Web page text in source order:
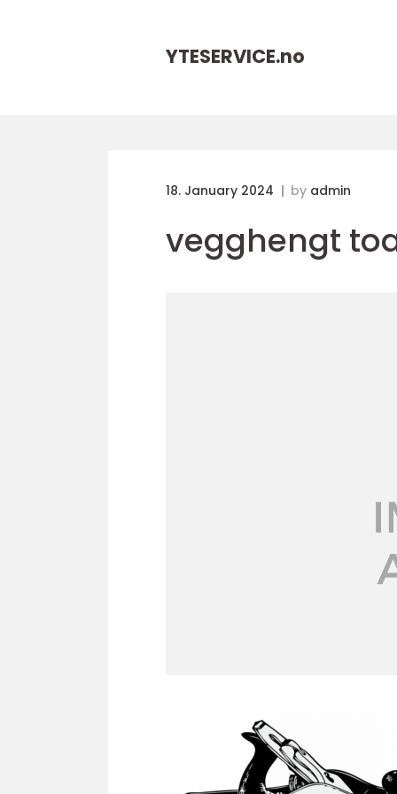
YTESERVICE.no
18. January 2024 by admin
vegghengt